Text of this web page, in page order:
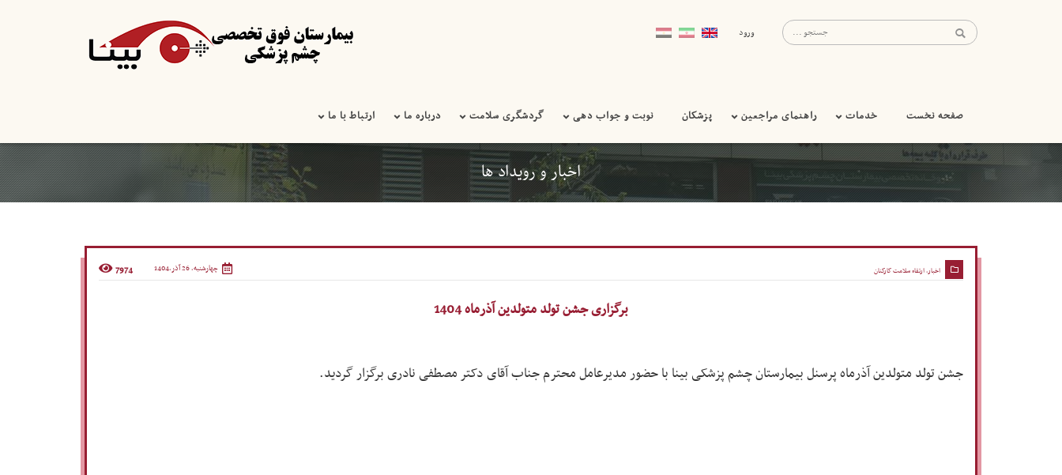
ورود
صفحه نخست خدمات راهنمای مراجعین پزشکان نوبت و جواب دهی گردشگری سلامت درباره ما ارتباط با ما
اخبار و رویداد ها
چهارشنبه, 26 آذر,1404 7974 اخبار,ارتقاء سلامت کارکنان
برگزاری جشن تولد متولدین آذرماه 1404
جشن تولد متولدین آذرماه پرسنل بیمارستان چشم پزشکی بینا با حضور مدیرعامل محترم جناب آقای دکتر مصطفی نادری برگزار گردید.